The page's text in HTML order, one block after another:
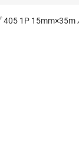
1P